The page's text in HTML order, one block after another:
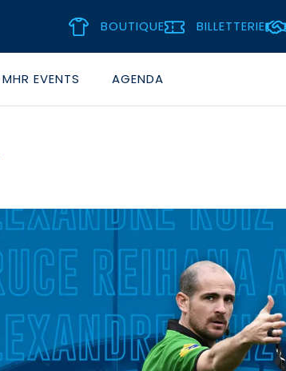
BOUTIQUE BILLETTERIE
MHR EVENTS AGENDA